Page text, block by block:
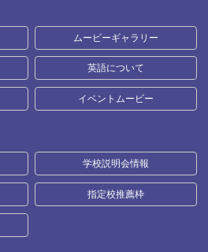
ムービーギャラリー
英語について
イベントムービー
学校説明会情報
指定校推薦枠